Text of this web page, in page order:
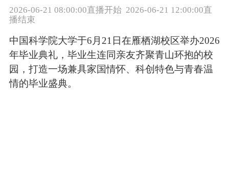
2026-06-21 08:00:00直播开始 2026-06-21 12:00:00直
播结束
中国科学院大学于6月21日在雁栖湖校区举办2026
年毕业典礼，毕业生连同亲友齐聚青山环抱的校
园，打造一场兼具家国情怀、科创特色与青春温
情的毕业盛典。